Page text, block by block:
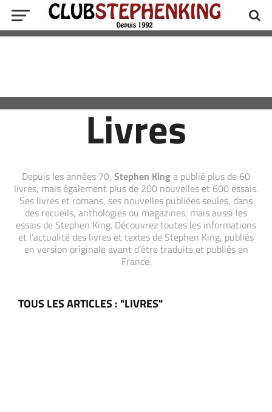
Livres
Depuis les années 70, Stephen Kinga publié plus de 60
livres, mais également plus de 200 nouvelles et 600 essais.
Ses livres et romans, ses nouvelles publiées seules, dans
des recueils, anthologies ou magazines, mais aussi les
essais de Stephen King. Découvrez toutes les informations
et l’actualité des livres et textes de Stephen King, publiés
en version originale avant d’être traduits et publiés en
France.
TOUS LES ARTICLES : "LIVRES"